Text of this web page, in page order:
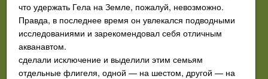
что удержать Гела на Земле, пожалуй, невозможно.
Правда, в последнее время он увлекался подводными
исследованиями и зарекомендовал себя отличным
акванавтом.
сделали исключение и выделили этим семьям
отдельные флигеля, одной — на шестом, другой — на